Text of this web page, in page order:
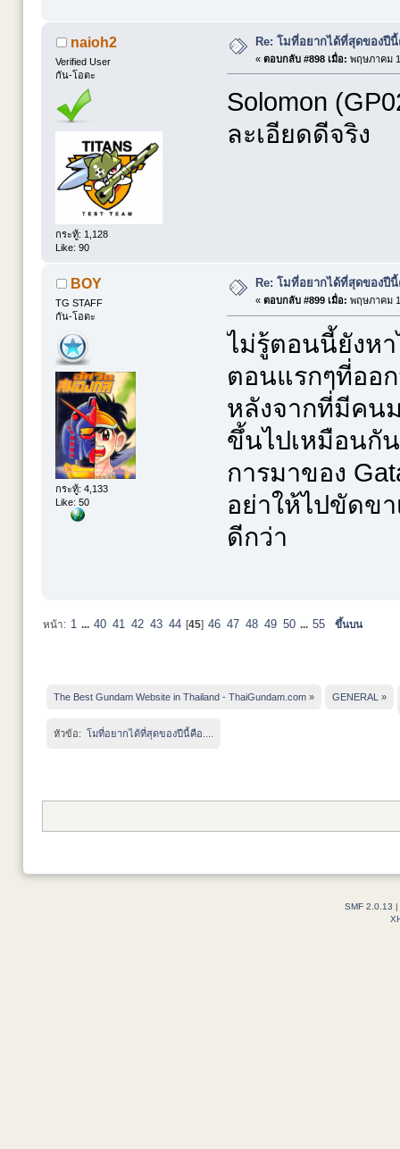
naioh2
Verified User
กัน-โอตะ
กระทู้: 1,128
Like: 90
Re: โมที่อยากได้ที่สุดของปี
« ตอบกลับ #898 เมื่อ: พฤษภาคม
Solomon
ละเอียดดีจริง
BOY
TG STAFF
กัน-โอตะ
กระทู้: 4,133
Like: 50
Re: โมที่อยากได้ที่สุดของปี
« ตอบกลับ #899 เมื่อ: พฤษภาคม
ไม่รู้ตอนนี้ยังห
ตอนแรกๆที่ออ
หลังจากที่มีคน
ขึ้นไปเหมือนกั
การมาของ
อย่าให้ไปขัดข
ดีกว่า
หน้า: 1 ... 40 41 42 43 44 [45] 46 47 48 49 50 ... 55 ขึ้นบน
The Best Gundam Website in Thailand - ThaiGundam.com » GENERAL »
หัวข้อ: โมที่อยากได้ที่สุดของปีนี้คือ....
SMF 2.0.13 |